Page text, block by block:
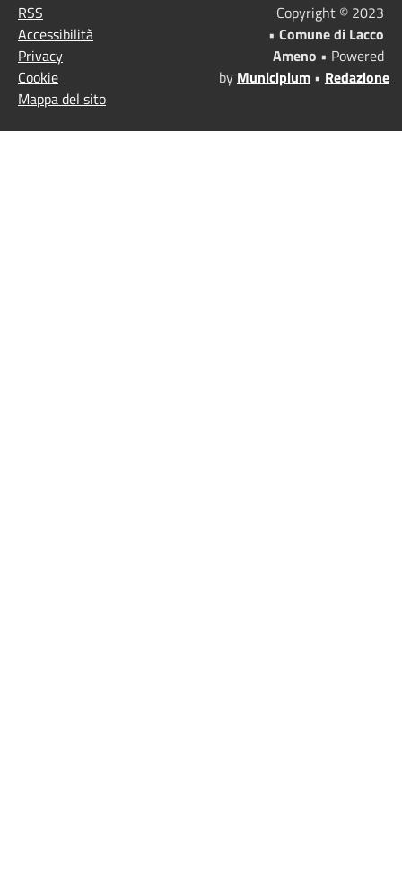
RSS
Accessibilità
Privacy
Cookie
Mappa del sito
Copyright © 2023
• Comune di Lacco
Ameno • Powered
by Municipium • Redazione